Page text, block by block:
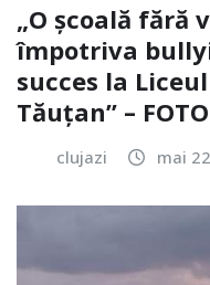
„O școală fără
împotriva
succes la
Tăuțan” –
clujazi mai